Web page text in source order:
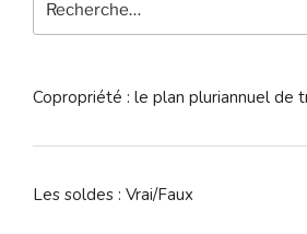
pour
Copropriété : le plan pluriannuel de
Les soldes : Vrai/Faux